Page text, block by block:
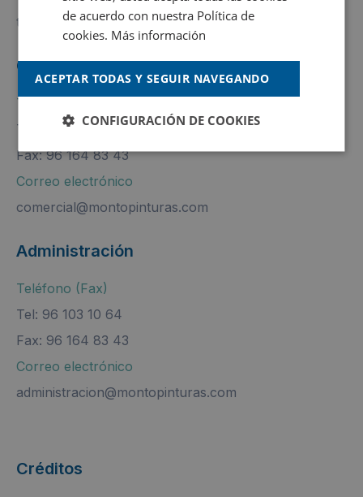
tintometricos@montopinturas.com
Comercial
Teléfono (Fax)
Tel: 96 103 10 53
Fax: 96 164 83 43
Correo electrónico
comercial@montopinturas.com
Administración
Teléfono (Fax)
Tel: 96 103 10 64
Fax: 96 164 83 43
Correo electrónico
administracion@montopinturas.com
Créditos
de acuerdo con nuestra Política de
cookies. Más información
ACEPTAR TODAS Y SEGUIR NAVEGANDO
CONFIGURACIÓN DE COOKIES